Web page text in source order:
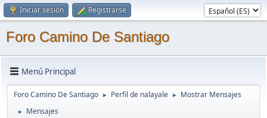
Iniciar sesión Registrarse
Foro Camino De Santiago
Menú Principal
Foro Camino De Santiago ► Perfil de nalayale ► Mostrar Mensajes
► Mensajes